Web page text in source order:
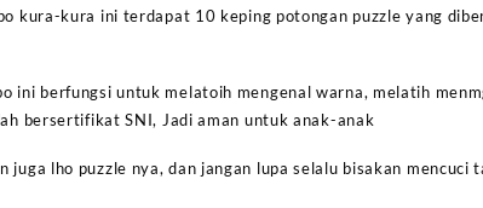
kura-kura ini terdapat 10 keping potongan puzzle yang
ini berfungsi untuk melatoih mengenal warna, melatih
bersertifikat SNI, Jadi aman untuk anak-anak
juga lho puzzle nya, dan jangan lupa selalu bisakan mencuci